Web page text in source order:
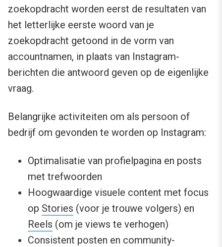
zoekopdracht worden eerst de resultaten van
het letterlijke eerste woord van je
zoekopdracht getoond in de vorm van
accountnamen, in plaats van Instagram-
berichten die antwoord geven op de eigenlijke
vraag.
Belangrijke activiteiten om als persoon of
bedrijf om gevonden te worden op Instagram:
Optimalisatie van profielpagina en posts
met trefwoorden
Hoogwaardige visuele content met focus
op Stories (voor je trouwe volgers) en
Reels (om je views te verhogen)
Consistent posten en community-